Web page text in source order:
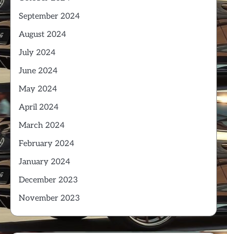
September 2024
August 2024
July 2024
June 2024
May 2024
April 2024
March 2024
February 2024
January 2024
December 2023
November 2023